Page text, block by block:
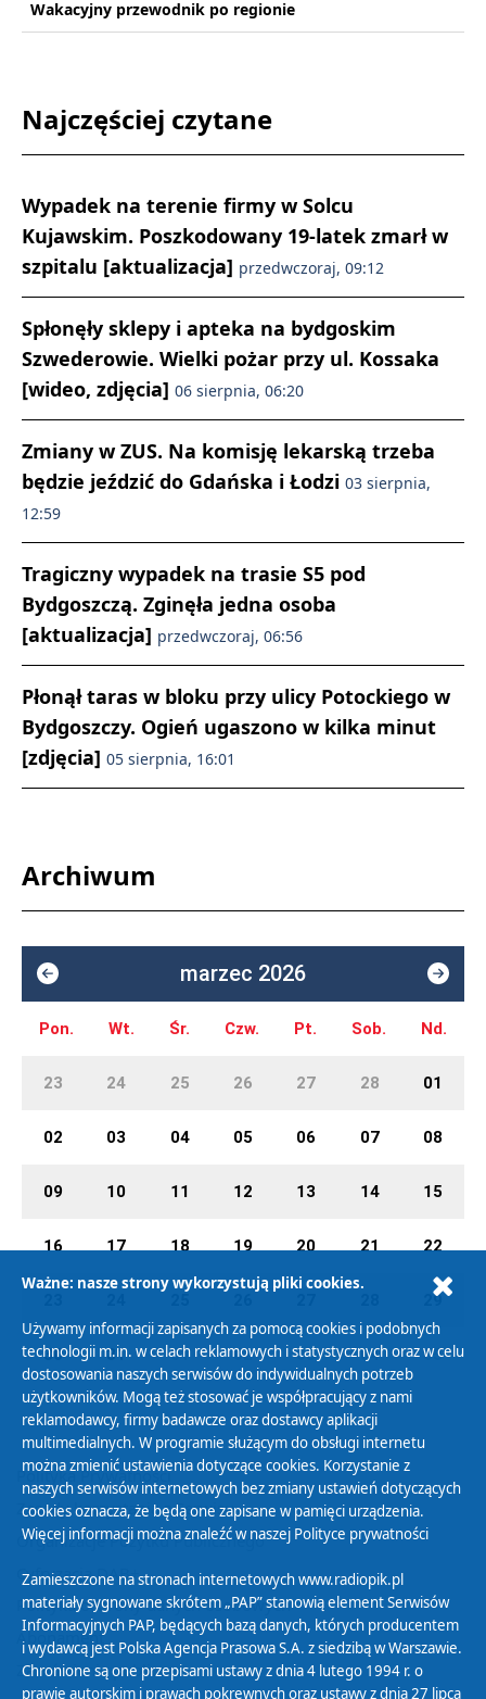
Wakacyjny przewodnik po regionie
Najczęściej czytane
Wypadek na terenie firmy w Solcu
Kujawskim. Poszkodowany 19-latek zmarł w
szpitalu [aktualizacja] przedwczoraj, 09:12
Spłonęły sklepy i apteka na bydgoskim
Szwederowie. Wielki pożar przy ul. Kossaka
[wideo, zdjęcia] 06 sierpnia, 06:20
Zmiany w ZUS. Na komisję lekarską trzeba
będzie jeździć do Gdańska i Łodzi 03 sierpnia,
12:59
Tragiczny wypadek na trasie S5 pod
Bydgoszczą. Zginęła jedna osoba
[aktualizacja] przedwczoraj, 06:56
Płonął taras w bloku przy ulicy Potockiego w
Bydgoszczy. Ogień ugaszono w kilka minut
[zdjęcia] 05 sierpnia, 16:01
Archiwum
marzec 2026
Pon. Wt. Śr. Czw. Pt. Sob. Nd.
23 24 25 26 27 28 01
02 03 04 05 06 07 08
09 10 11 12 13 14 15
16 17 18 19 20 21 22
29
30 31 01 02 03 04 05
Polityka Prywatności
Zasady korzystania z Serwisu
Organizacje Pożytku Publicznego
Cyfryzacja DAB+
Polityka ochrony danych osobowych
Abonament
Zamówienia publiczne
Ważne: nasze strony wykorzystują pliki cookies.
Używamy informacji zapisanych za pomocą cookies i podobnych
technologii m.in. w celach reklamowych i statystycznych oraz w celu
dostosowania naszych serwisów do indywidualnych potrzeb
użytkowników. Mogą też stosować je współpracujący z nami
reklamodawcy, firmy badawcze oraz dostawcy aplikacji
multimedialnych. W programie służącym do obsługi internetu
można zmienić ustawienia dotyczące cookies. Korzystanie z
naszych serwisów internetowych bez zmiany ustawień dotyczących
cookies oznacza, że będą one zapisane w pamięci urządzenia.
Więcej informacji można znaleźć w naszej Polityce prywatności
Zamieszczone na stronach internetowych www.radiopik.pl
materiały sygnowane skrótem „PAP” stanowią element Serwisów
Informacyjnych PAP, będących bazą danych, których producentem
i wydawcą jest Polska Agencja Prasowa S.A. z siedzibą w Warszawie.
Chronione są one przepisami ustawy z dnia 4 lutego 1994 r. o
prawie autorskim i prawach pokrewnych oraz ustawy z dnia 27 lipca